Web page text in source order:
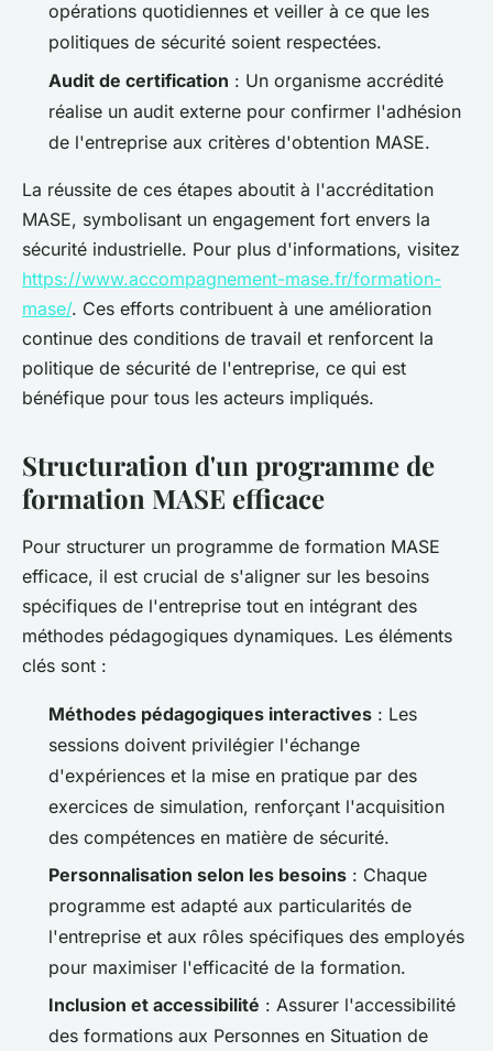
opérations quotidiennes et veiller à ce que les
politiques de sécurité soient respectées.
Audit de certification : Un organisme accrédité
réalise un audit externe pour confirmer l'adhésion
de l'entreprise aux critères d'obtention MASE.
La réussite de ces étapes aboutit à l'accréditation
MASE, symbolisant un engagement fort envers la
sécurité industrielle. Pour plus d'informations, visitez
https://www.accompagnement-mase.fr/formation-
mase/. Ces efforts contribuent à une amélioration
continue des conditions de travail et renforcent la
politique de sécurité de l'entreprise, ce qui est
bénéfique pour tous les acteurs impliqués.
Structuration d'un programme de
formation MASE efficace
Pour structurer un programme de formation MASE
efficace, il est crucial de s'aligner sur les besoins
spécifiques de l'entreprise tout en intégrant des
méthodes pédagogiques dynamiques. Les éléments
clés sont :
Méthodes pédagogiques interactives : Les
sessions doivent privilégier l'échange
d'expériences et la mise en pratique par des
exercices de simulation, renforçant l'acquisition
des compétences en matière de sécurité.
Personnalisation selon les besoins : Chaque
programme est adapté aux particularités de
l'entreprise et aux rôles spécifiques des employés
pour maximiser l'efficacité de la formation.
Inclusion et accessibilité : Assurer l'accessibilité
des formations aux Personnes en Situation de